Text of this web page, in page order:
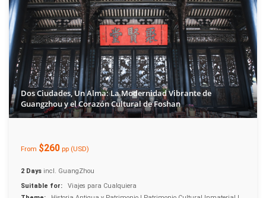
Dos Ciudades, Un Alma: La Modernidad Vibrante de
Guangzhou y el Corazón Cultural de Foshan
From $260 pp (USD)
2 Days incl. GuangZhou
Suitable for:
Viajes para Cualquiera